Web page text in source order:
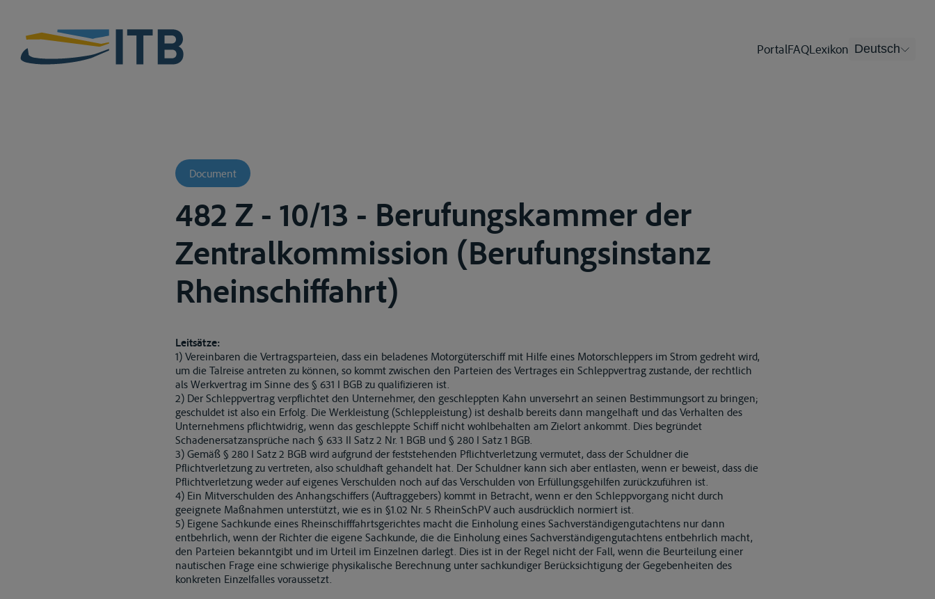
PortalFAQLexikon Deutsch
Document
482 Z - 10/13 - Berufungskammer der
Zentralkommission (Berufungsinstanz
Rheinschiffahrt)
Leitsätze:
1) Vereinbaren die Vertragsparteien, dass ein beladenes Motorgüterschiff mit Hilfe eines Motorschleppers im Strom gedreht wird,
um die Talreise antreten zu können, so kommt zwischen den Parteien des Vertrages ein Schleppvertrag zustande, der rechtlich
als Werkvertrag im Sinne des § 631 I BGB zu qualifizieren ist.
2) Der Schleppvertrag verpflichtet den Unternehmer, den geschleppten Kahn unversehrt an seinen Bestimmungsort zu bringen;
geschuldet ist also ein Erfolg. Die Werkleistung (Schleppleistung) ist deshalb bereits dann mangelhaft und das Verhalten des
Unternehmens pflichtwidrig, wenn das geschleppte Schiff nicht wohlbehalten am Zielort ankommt. Dies begründet
Schadenersatzansprüche nach § 633 II Satz 2 Nr. 1 BGB und § 280 I Satz 1 BGB.
3) Gemäß § 280 I Satz 2 BGB wird aufgrund der feststehenden Pflichtverletzung vermutet, dass der Schuldner die
Pflichtverletzung zu vertreten, also schuldhaft gehandelt hat. Der Schuldner kann sich aber entlasten, wenn er beweist, dass die
Pflichtverletzung weder auf eigenes Verschulden noch auf das Verschulden von Erfüllungsgehilfen zurückzuführen ist.
4) Ein Mitverschulden des Anhangschiffers (Auftraggebers) kommt in Betracht, wenn er den Schleppvorgang nicht durch
geeignete Maßnahmen unterstützt, wie es in §1.02 Nr. 5 RheinSchPV auch ausdrücklich normiert ist.
5) Eigene Sachkunde eines Rheinschifffahrtsgerichtes macht die Einholung eines Sachverständigengutachtens nur dann
entbehrlich, wenn der Richter die eigene Sachkunde, die die Einholung eines Sachverständigengutachtens entbehrlich macht,
den Parteien bekanntgibt und im Urteil im Einzelnen darlegt. Dies ist in der Regel nicht der Fall, wenn die Beurteilung einer
nautischen Frage eine schwierige physikalische Berechnung unter sachkundiger Berücksichtigung der Gegebenheiten des
konkreten Einzelfalles voraussetzt.